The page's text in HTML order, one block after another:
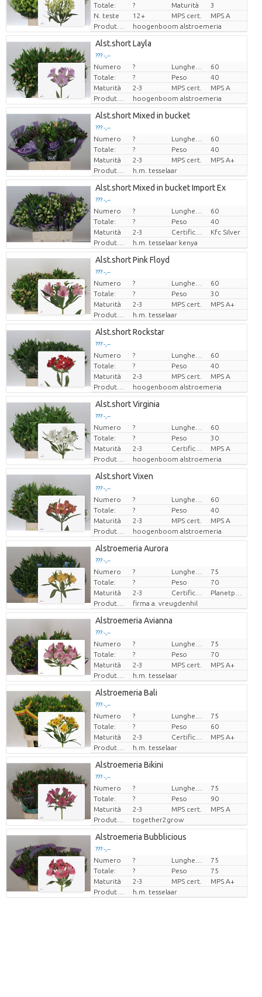
Totale:
? Maturità
3
N. teste
12+ MPS cert.
MPS A
Produttore
hoogenboom alstroemeria
Alst.short Layla
??? -,--
Prezzo x uno
Numero ?
60
Totale:
? Peso
40
Maturità
2-3 MPS cert.
MPS A
Produttore
hoogenboom alstroemeria
Alst.short Mixed in bucket
??? -,--
Prezzo x uno
Numero ?
60
Totale:
? Peso
40
Maturità
2-3 MPS cert.
MPS A+
Produttore
h.m. tesselaar
Alst.short Mixed in bucket Import Ex
??? -,--
Prezzo x uno
Numero ?
60
Totale:
? Peso
40
Maturità
2-3
Kfc Silver
Produttore
h.m. tesselaar kenya
Alst.short Pink Floyd
??? -,--
Prezzo x uno
Numero ?
60
Totale:
? Peso
30
Maturità
2-3 MPS cert.
MPS A+
Produttore
h.m. tesselaar
Alst.short Rockstar
??? -,--
Prezzo x uno
Numero ?
60
Totale:
? Peso
40
Maturità
2-3 MPS cert.
MPS A
Produttore
hoogenboom alstroemeria
Alst.short Virginia
??? -,--
Prezzo x uno
Numero ?
60
Totale:
? Peso
30
Maturità
2-3
MPS A
Produttore
hoogenboom alstroemeria
Alst.short Vixen
??? -,--
Prezzo x uno
Numero ?
60
Totale:
? Peso
40
Maturità
2-3 MPS cert.
MPS A
Produttore
hoogenboom alstroemeria
Alstroemeria Aurora
??? -,--
Prezzo x uno
Numero ?
75
Totale:
? Peso
70
Maturità
2-3
Produttore
firma a. vreugdenhil
Alstroemeria Avianna
??? -,--
Prezzo x uno
Numero ?
75
Totale:
? Peso
70
Maturità
2-3 MPS cert.
MPS A+
Produttore
h.m. tesselaar
Alstroemeria Bali
??? -,--
Prezzo x uno
Numero ?
75
Totale:
? Peso
60
Maturità
2-3
MPS A+
Produttore
h.m. tesselaar
Alstroemeria Bikini
??? -,--
Prezzo x uno
Numero ?
75
Totale:
? Peso
90
Maturità
2-3 MPS cert.
MPS A
Produttore
together2grow
Alstroemeria Bubblicious
??? -,--
Prezzo x uno
Numero ?
75
Totale:
? Peso
75
Maturità
2-3 MPS cert.
MPS A+
Produttore
h.m. tesselaar